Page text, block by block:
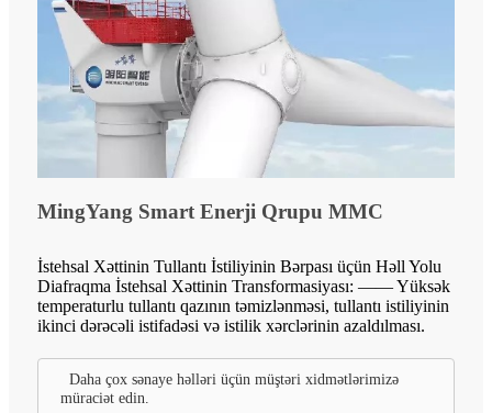
MingYang Smart Enerji Qrupu MMC
İstehsal Xəttinin Tullantı İstiliyinin Bərpası üçün Həll Yolu
Diafraqma İstehsal Xəttinin Transformasiyası: —— Yüksək
temperaturlu tullantı qazının təmizlənməsi, tullantı istiliyinin
ikinci dərəcəli istifadəsi və istilik xərclərinin azaldılması.
Daha çox sənaye həlləri üçün müştəri xidmətlərimizə
müraciət edin.